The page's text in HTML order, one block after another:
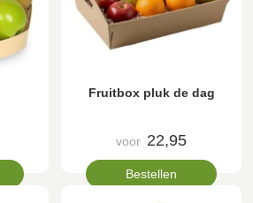
Fruitbox pluk de dag
voor 22,95
Bestellen